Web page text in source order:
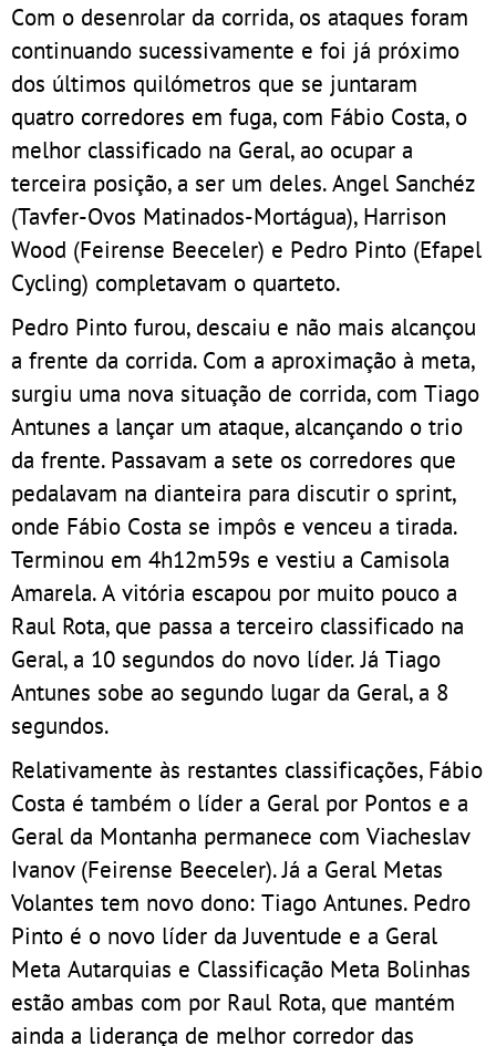
Com o desenrolar da corrida, os ataques foram
continuando sucessivamente e foi já próximo
dos últimos quilómetros que se juntaram
quatro corredores em fuga, com Fábio Costa, o
melhor classificado na Geral, ao ocupar a
terceira posição, a ser um deles. Angel Sanchéz
(Tavfer-Ovos Matinados-Mortágua), Harrison
Wood (Feirense Beeceler) e Pedro Pinto (Efapel
Cycling) completavam o quarteto.
Pedro Pinto furou, descaiu e não mais alcançou
a frente da corrida. Com a aproximação à meta,
surgiu uma nova situação de corrida, com Tiago
Antunes a lançar um ataque, alcançando o trio
da frente. Passavam a sete os corredores que
pedalavam na dianteira para discutir o sprint,
onde Fábio Costa se impôs e venceu a tirada.
Terminou em 4h12m59s e vestiu a Camisola
Amarela. A vitória escapou por muito pouco a
Raul Rota, que passa a terceiro classificado na
Geral, a 10 segundos do novo líder. Já Tiago
Antunes sobe ao segundo lugar da Geral, a 8
segundos.
Relativamente às restantes classificações, Fábio
Costa é também o líder a Geral por Pontos e a
Geral da Montanha permanece com Viacheslav
Ivanov (Feirense Beeceler). Já a Geral Metas
Volantes tem novo dono: Tiago Antunes. Pedro
Pinto é o novo líder da Juventude e a Geral
Meta Autarquias e Classificação Meta Bolinhas
estão ambas com por Raul Rota, que mantém
ainda a liderança de melhor corredor das